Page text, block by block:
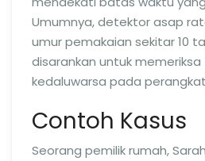
Umumnya, detektor asap
umur pemakaian sekitar 10
disarankan untuk
kedaluwarsa pada
Contoh Kasus
Seorang pemilik rumah,